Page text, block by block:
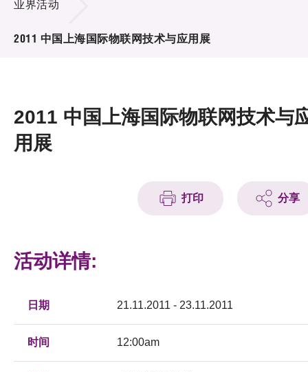
新闻中心
业界活动
2011 中国上海国际物联网技术与应用展
2011 中国上海国际物联网技术与
用展
打印 分享
活动详情:
日期 21.11.2011 - 23.11.2011
时间 12:00am